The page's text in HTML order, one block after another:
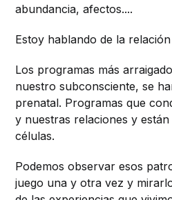
abundancia, afectos....
Estoy hablando de la
Los programas más
nuestro subconsciente, se
prenatal. Programas que
y nuestras relaciones y
células.
Podemos observar esos
juego una y otra vez y